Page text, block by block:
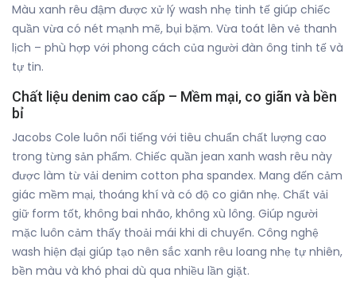
Màu xanh rêu đậm được xử lý wash nhẹ tinh tế giúp chiếc
quần vừa có nét mạnh mẽ, bụi bặm. Vừa toát lên vẻ thanh
lịch – phù hợp với phong cách của người đàn ông tinh tế và
tự tin.
Chất liệu denim cao cấp – Mềm mại, co giãn và bền
bỉ
Jacobs Cole luôn nổi tiếng với tiêu chuẩn chất lượng cao
trong từng sản phẩm. Chiếc quần jean xanh wash rêu này
được làm từ vải denim cotton pha spandex. Mang đến cảm
giác mềm mại, thoáng khí và có độ co giãn nhẹ. Chất vải
giữ form tốt, không bai nhão, không xù lông. Giúp người
mặc luôn cảm thấy thoải mái khi di chuyển. Công nghệ
wash hiện đại giúp tạo nên sắc xanh rêu loang nhẹ tự nhiên,
bền màu và khó phai dù qua nhiều lần giặt.